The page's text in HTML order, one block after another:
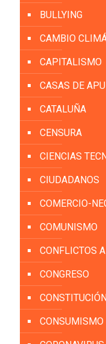
BULLYING
CAMBIO
CAPITALISMO
CASAS DE
CATALUÑA
CENSURA
CIENCIAS
CIUDADANOS
COMERCIO-
COMUNISMO
CONFLICTOS
CONGRESO
CONSUMISMO